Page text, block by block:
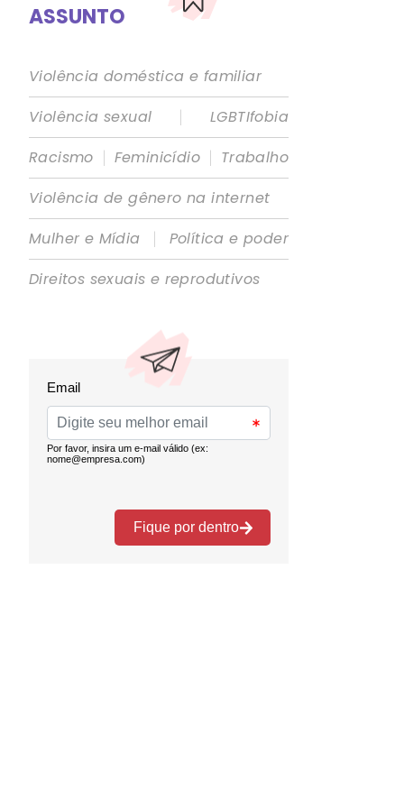
ASSUNTO
Violência doméstica e familiar
Violência sexual
|
LGBTIfobia
Racismo | Feminicídio | Trabalho
Violência de gênero na internet
Mulher e Mídia
|
Política e poder
Direitos sexuais e reprodutivos